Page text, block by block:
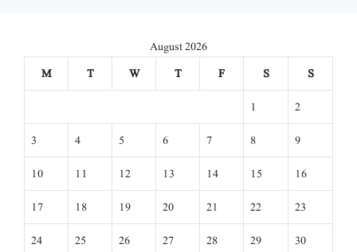
August 2026
M
T W T F S
S
1
2
3
4 5 6 7 8
9
10
11 12 13 14 15
16
17
18 19 20 21 22
23
24
25 26 27 28 29
30